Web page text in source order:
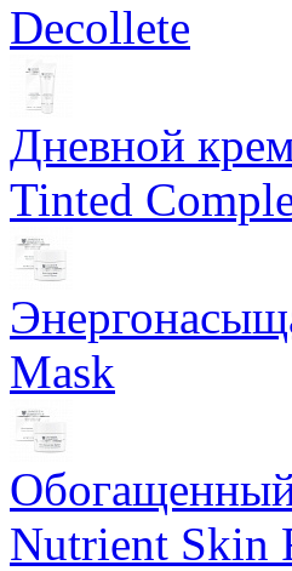
Decollete
Дневной
Tinted
Mask
Nutrient Skin